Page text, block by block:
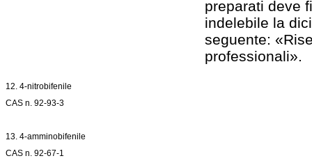
preparati deve
indelebile la
seguente:
professionali».
12. 4-nitrobifenile
CAS n. 92-93-3
13. 4-amminobifenile
CAS n. 92-67-1